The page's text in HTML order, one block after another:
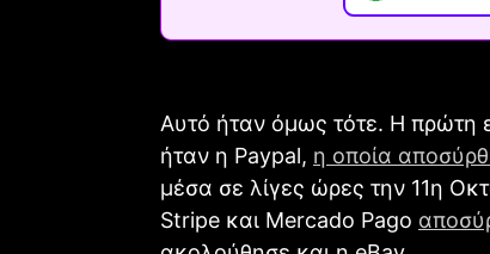
Αυτό ήταν όμως τότε. Η πρώτη
ήταν η Paypal, η οποία
μέσα σε λίγες ώρες την 11η
Stripe και Mercado Pago